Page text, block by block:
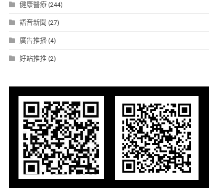
健康醫療(244)
語音新聞 (27)
廣告推播(4)
好站推推 (2)